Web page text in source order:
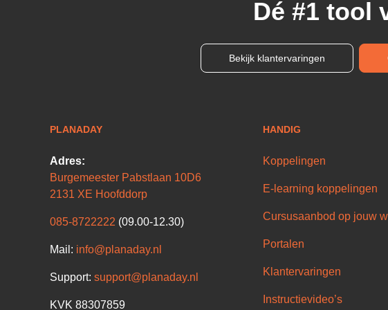
Dé #1 tool
Bekijk klantervaringen
PLANADAY
Adres:
Burgemeester Pabstlaan 10D6
2131 XE Hoofddorp
085-8722222 (09.00-12.30)
Mail: info@planaday.nl
Support: support@planaday.nl
KVK 88307859
HANDIG
Koppelingen
E-learning koppelingen
Cursusaanbod op jouw
Portalen
Klantervaringen
Instructievideo’s